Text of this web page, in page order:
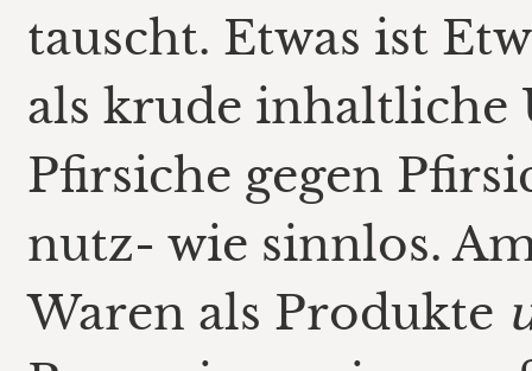
tauscht. Etwas ist
als krude
Pfirsiche gegen
nutz- wie sinnlos.
Waren als Produkte